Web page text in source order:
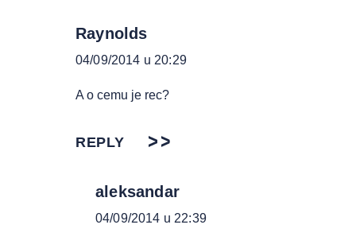
Raynolds
04/09/2014 u 20:29
A o cemu je rec?
REPLY
aleksandar
04/09/2014 u 22:39